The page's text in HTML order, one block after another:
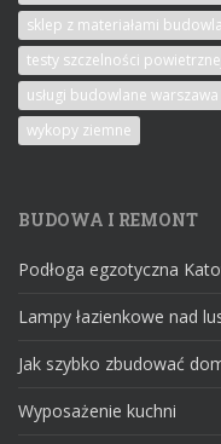
sklep z materiałami
testy szczelności
usługi budowlane warszawa
wykopy ziemne
BUDOWA I REMONT
Podłoga egzotyczna
Lampy łazienkowe nad
Jak szybko zbudować
Wyposażenie kuchni